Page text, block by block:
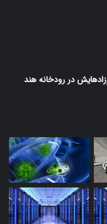
در رودخانه هند